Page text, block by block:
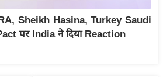
Sheikh Hasina, Turkey Saudi
पर India ने दिया Reaction